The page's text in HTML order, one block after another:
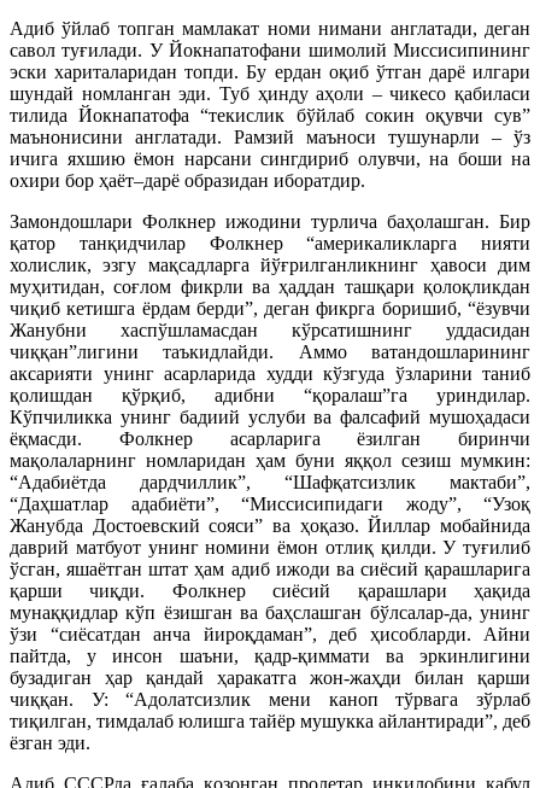
Адиб ўйлаб топган мамлакат номи нимани англатади, деган
савол туғилади. У Йокнапатофани шимолий Миссисипининг
эски хариталаридан топди. Бу ердан оқиб ўтган дарё илгари
шундай номланган эди. Туб ҳинду аҳоли – чикесо қабиласи
тилида Йокнапатофа “текислик бўйлаб сокин оқувчи сув”
маънонисини англатади. Рамзий маъноси тушунарли – ўз
ичига яхшию ёмон нарсани сингдириб олувчи, на боши на
охири бор ҳаёт–дарё образидан иборатдир.
Замондошлари Фолкнер ижодини турлича баҳолашган. Бир
қатор танқидчилар Фолкнер “америкаликларга нияти
холислик, эзгу мақсадларга йўғрилганликнинг ҳавоси дим
муҳитидан, соғлом фикрли ва ҳаддан ташқари қолоқликдан
чиқиб кетишга ёрдам берди”, деган фикрга боришиб, “ёзувчи
Жанубни хаспўшламасдан кўрсатишнинг уддасидан
чиққан”лигини таъкидлайди. Аммо ватандошларининг
аксарияти унинг асарларида худди кўзгуда ўзларини таниб
қолишдан қўрқиб, адибни “қоралаш”га уриндилар.
Кўпчиликка унинг бадиий услуби ва фалсафий мушоҳадаси
ёқмасди. Фолкнер асарларига ёзилган биринчи
мақолаларнинг номларидан ҳам буни яққол сезиш мумкин:
“Адабиётда дардчиллик”, “Шафқатсизлик мактаби”,
“Даҳшатлар адабиёти”, “Миссисипидаги жоду”, “Узоқ
Жанубда Достоевский сояси” ва ҳоқазо. Йиллар мобайнида
даврий матбуот унинг номини ёмон отлиқ қилди. У туғилиб
ўсган, яшаётган штат ҳам адиб ижоди ва сиёсий қарашларига
қарши чиқди. Фолкнер сиёсий қарашлари ҳақида
мунаққидлар кўп ёзишган ва баҳслашган бўлсалар-да, унинг
ўзи “сиёсатдан анча йироқдаман”, деб ҳисобларди. Айни
пайтда, у инсон шаъни, қадр-қиммати ва эркинлигини
бузадиган ҳар қандай ҳаракатга жон-жаҳди билан қарши
чиққан. У: “Адолатсизлик мени каноп тўрвага зўрлаб
тиқилган, тимдалаб юлишга тайёр мушукка айлантиради”, деб
ёзган эди.